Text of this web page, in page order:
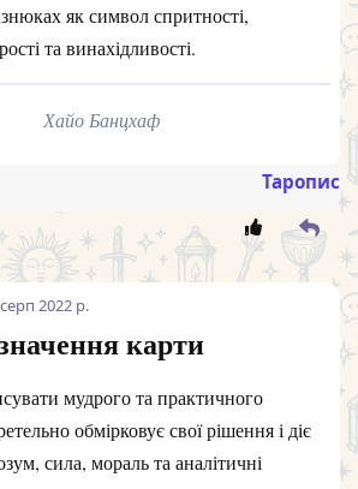
як символ спритності,
та винахідливості.
Хайо Банцхаф
Таропис
2022 р.
карти
мудрого та практичного
обмірковує свої рішення і діє
сила, мораль та аналітичні